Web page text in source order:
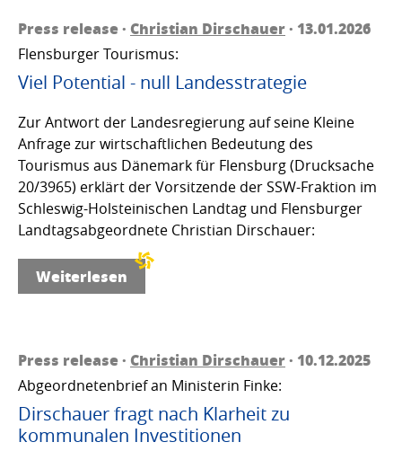
Press release · Christian Dirschauer· 13.01.2026
Flensburger Tourismus:
Viel Potential - null Landesstrategie
Zur Antwort der Landesregierung auf seine Kleine
Anfrage zur wirtschaftlichen Bedeutung des
Tourismus aus Dänemark für Flensburg (Drucksache
20/3965) erklärt der Vorsitzende der SSW-Fraktion im
Schleswig-Holsteinischen Landtag und Flensburger
Landtagsabgeordnete Christian Dirschauer:
Weiterlesen
Press release · Christian Dirschauer· 10.12.2025
Abgeordnetenbrief an Ministerin Finke:
Dirschauer fragt nach Klarheit zu
kommunalen Investitionen